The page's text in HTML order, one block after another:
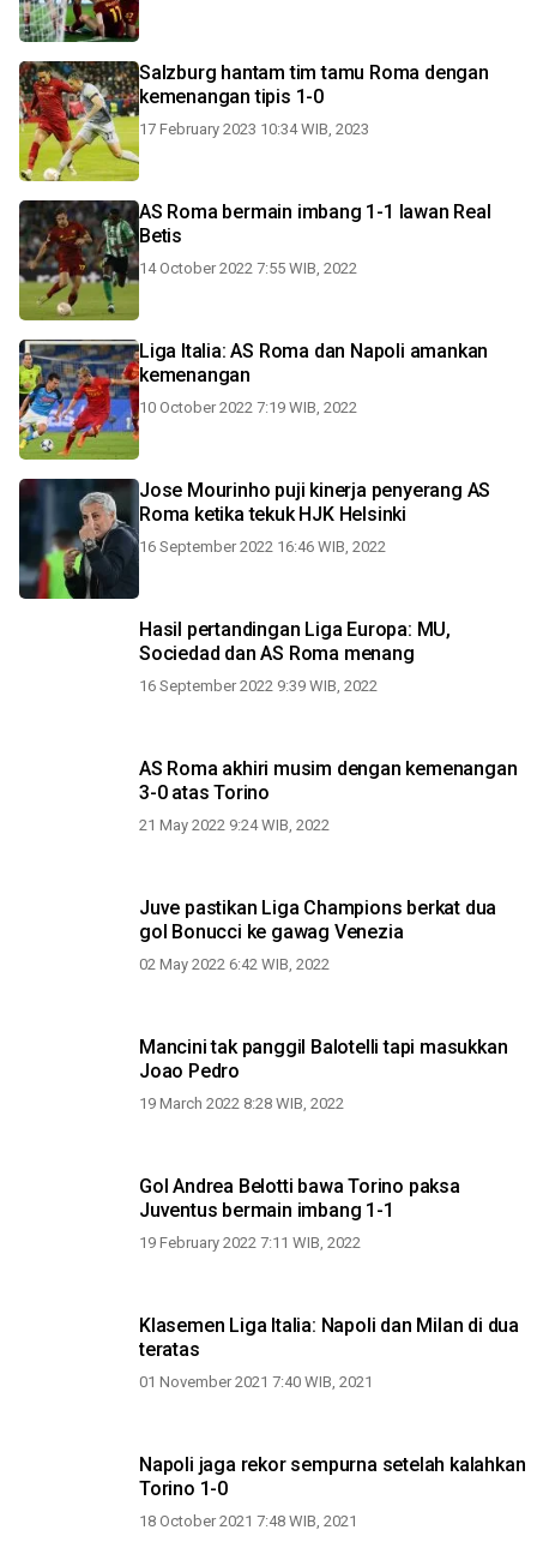
Salzburg hantam tim tamu Roma dengan
kemenangan tipis 1-0
17 February 2023 10:34 WIB, 2023
AS Roma bermain imbang 1-1 lawan Real
Betis
14 October 2022 7:55 WIB, 2022
Liga Italia: AS Roma dan Napoli amankan
kemenangan
10 October 2022 7:19 WIB, 2022
Jose Mourinho puji kinerja penyerang AS
Roma ketika tekuk HJK Helsinki
16 September 2022 16:46 WIB, 2022
Hasil pertandingan Liga Europa: MU,
Sociedad dan AS Roma menang
16 September 2022 9:39 WIB, 2022
AS Roma akhiri musim dengan kemenangan
3-0 atas Torino
21 May 2022 9:24 WIB, 2022
Juve pastikan Liga Champions berkat dua
gol Bonucci ke gawag Venezia
02 May 2022 6:42 WIB, 2022
Mancini tak panggil Balotelli tapi masukkan
Joao Pedro
19 March 2022 8:28 WIB, 2022
Gol Andrea Belotti bawa Torino paksa
Juventus bermain imbang 1-1
19 February 2022 7:11 WIB, 2022
Klasemen Liga Italia: Napoli dan Milan di dua
teratas
01 November 2021 7:40 WIB, 2021
Napoli jaga rekor sempurna setelah kalahkan
Torino 1-0
18 October 2021 7:48 WIB, 2021